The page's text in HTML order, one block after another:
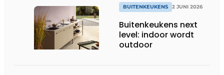
BUITENKEUKENS 2 JUNI 2026
Buitenkeukens next
level: indoor wordt
outdoor